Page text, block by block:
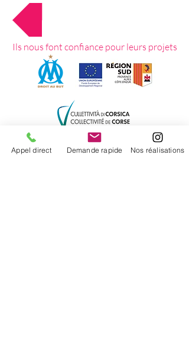
Ils nous font confiance pour leurs projets
Appel direct Demande rapide Nos réalisations